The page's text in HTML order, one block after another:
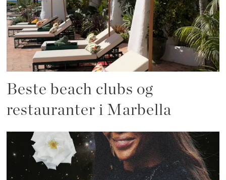
Beste beach clubs og
restauranter i Marbella